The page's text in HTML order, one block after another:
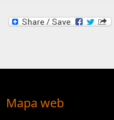
Mapa web